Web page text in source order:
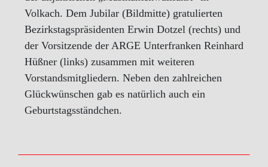
Volkach. Dem Jubilar (Bildmitte) gratulierten
Bezirkstagspräsidenten Erwin Dotzel (rechts) und
der Vorsitzende der ARGE Unterfranken Reinhard
Hüßner (links) zusammen mit weiteren
Vorstandsmitgliedern. Neben den zahlreichen
Glückwünschen gab es natürlich auch ein
Geburtstagsständchen.